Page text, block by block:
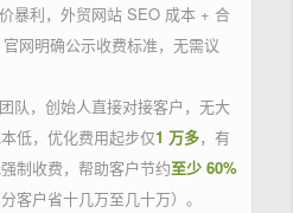
暴利，外贸网站 SEO 成本 + 合
网明确公示收费标准，无需议
队，创始人直接对接客户，无大
低，优化费用起步仅1 万多，有
制收费，帮助客户节约至少 60%
客户省十几万至几十万）。